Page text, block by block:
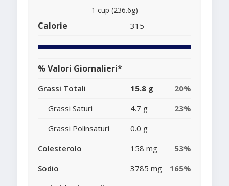
1 cup (236.6g)
Calorie 315
% Valori Giornalieri*
Grassi Totali 15.8 g
20%
Grassi Saturi
4.7 g
23%
Grassi Polinsaturi
0.0 g
Colesterolo
158 mg
53%
Sodio
3785 mg
165%